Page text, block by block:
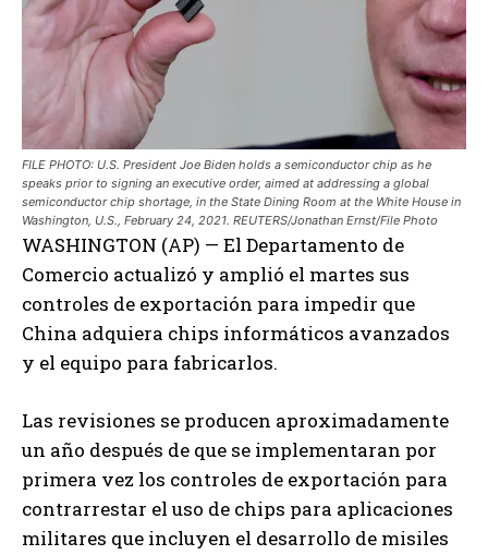
FILE PHOTO: U.S. President Joe Biden holds a semiconductor chip as he
speaks prior to signing an executive order, aimed at addressing a global
semiconductor chip shortage, in the State Dining Room at the White House in
Washington, U.S., February 24, 2021. REUTERS/Jonathan Ernst/File Photo
WASHINGTON (AP) — El Departamento de
Comercio actualizó y amplió el martes sus
controles de exportación para impedir que
China adquiera chips informáticos avanzados
y el equipo para fabricarlos.
Las revisiones se producen aproximadamente
un año después de que se implementaran por
primera vez los controles de exportación para
contrarrestar el uso de chips para aplicaciones
militares que incluyen el desarrollo de misiles